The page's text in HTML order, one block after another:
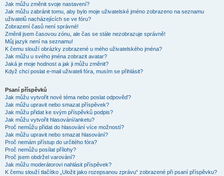
Jak můžu změnit svoje nastavení?
Jak můžu zabránit tomu, aby bylo moje uživatelské jméno zobrazeno na seznamu
uživatelů nacházejících se ve fóru?
Zobrazení časů není správné!
Změnil jsem časovou zónu, ale čas se stále nezobrazuje správně!
Můj jazyk není na seznamu!
K čemu slouží obrázky zobrazené u mého uživatelského jména?
Jak můžu u svého jména zobrazit avatar?
Jaká je moje hodnost a jak ji můžu změnit?
Když chci poslat e-mail uživateli fóra, musím se přihlásit?
Psaní příspěvků
Jak můžu vytvořit nové téma nebo poslat odpověď?
Jak můžu upravit nebo smazat příspěvek?
Jak můžu přidat ke svým příspěvků podpis?
Jak můžu vytvořit hlasování/anketu?
Proč nemůžu přidat do hlasování více možností?
Jak můžu upravit nebo smazat hlasování?
Proč nemám přístup do určitého fóra?
Proč nemůžu posílat přílohy?
Proč jsem obdržel varování?
Jak můžu moderátorovi nahlásit příspěvek?
K čemu slouží tlačítko „Uložit jako rozepsanou zprávu“ zobrazené při psaní příspěvku?